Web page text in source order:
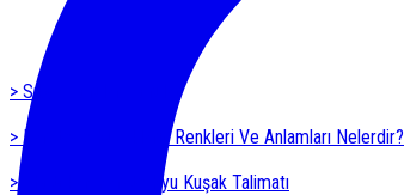
> Sıkça Sorulan Sorular
> Karatede Kuşakların Renkleri Ve Anlamları Nelerdir?
> Shotokan Karate Kyu Kuşak Talimatı